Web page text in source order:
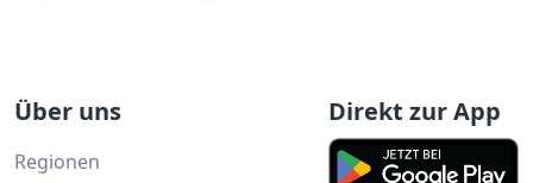
Über uns
Regionen
Direkt zur App